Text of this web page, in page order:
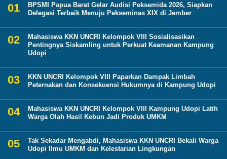
BPSMI Papua Barat Gelar Audisi Peksemida 2026, Siapkan
Delegasi Terbaik Menuju Pekseminas XIX di Jember
Mahasiswa KKN UNCRI Kelompok VIII Sosialisasikan
Pentingnya Siskamling untuk Perkuat Keamanan Kampung
Udopi
KKN UNCRI Kelompok VIII Paparkan Dampak Limbah
Peternakan dan Konsekuensi Hukumnya di Kampung Udopi
Mahasiswa KKN UNCRI Kelompok VIII Kampung Udopi Latih
Warga Olah Hasil Kebun Jadi Produk UMKM
Tak Sekadar Mengabdi, Mahasiswa KKN UNCRI Bekali Warga
Udopi Ilmu UMKM dan Kelestarian Lingkungan